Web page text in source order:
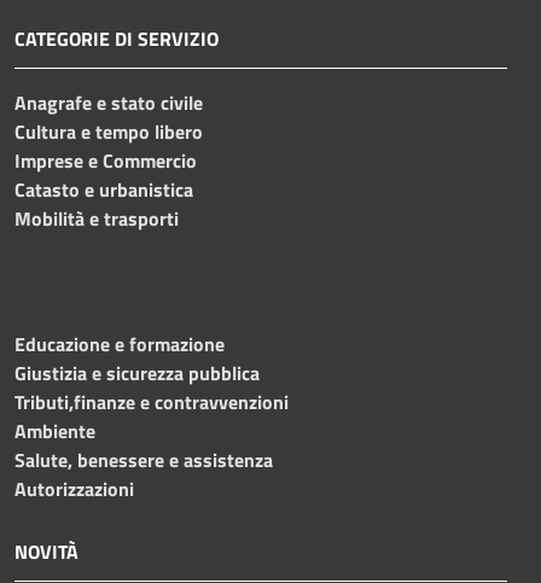
CATEGORIE DI SERVIZIO
Anagrafe e stato civile
Cultura e tempo libero
Imprese e Commercio
Catasto e urbanistica
Mobilità e trasporti
Educazione e formazione
Giustizia e sicurezza pubblica
Tributi,finanze e contravvenzioni
Ambiente
Salute, benessere e assistenza
Autorizzazioni
NOVITÀ